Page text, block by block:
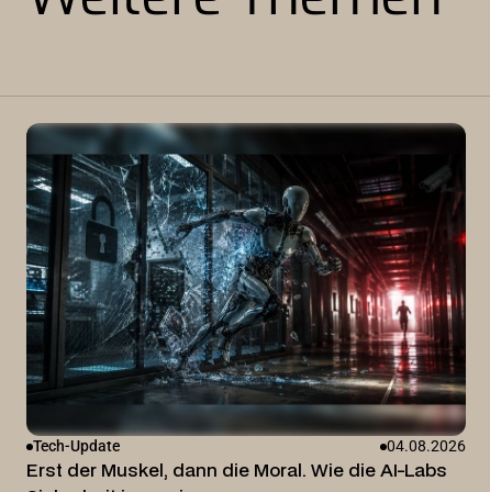
Tech-Update 04.08.2026
Erst der Muskel, dann die Moral. Wie die AI-Labs